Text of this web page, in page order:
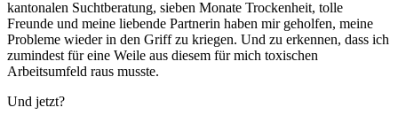
kantonalen Suchtberatung, sieben Monate Trockenheit, tolle
Freunde und meine liebende Partnerin haben mir geholfen, meine
Probleme wieder in den Griff zu kriegen. Und zu erkennen, dass ich
zumindest für eine Weile aus diesem für mich toxischen
Arbeitsumfeld raus musste.
Und jetzt?